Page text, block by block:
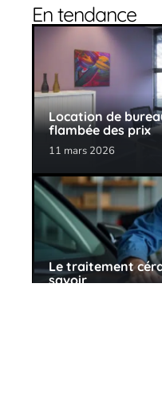
En tendance
Location de
flambée des prix
11 mars 2026
Le traitement
savoir